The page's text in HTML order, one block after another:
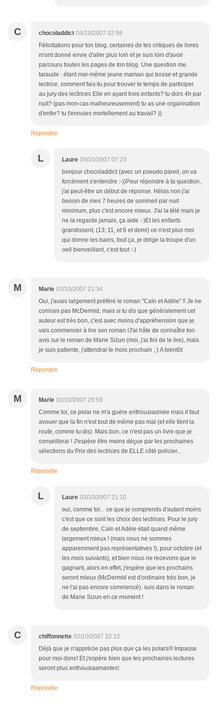
C chocoladdict 04/10/2007 22:56
Félicitations pour ton blog, certaines de tes critiques de livres
m'ont donné envie d'aller plus loin et je suis loin d'avoir
parcouru toutes les pages de ton blog. Une question me
taraude : étant moi-même jeune maman qui bosse et grande
lectrice, comment fais-tu pour trouver le temps de participer
au jury des lectrices Elle en ayant trois enfants? tu dors 4h par
nuit? (pas mon cas malheureusement) tu as une organisation
d'enfer? tu t'ennuies mortellement au travail? ))
Répondre
L Laure 05/10/2007 07:23
bonjour chocoladdict (avec un pseudo pareil, on va
forcément s'entendre :-))Pour répondre à ta question,
j'ai peut-être un début de réponse. Hélas non j'ai
besoin de mes 7 heures de sommeil par nuit
minimum, plus c'est encore mieux. J'ai la télé mais je
ne la regarde jamais, ça aide :-)Et les enfants
grandissent, (13; 11, et 6 et demi) ce n'est plus moi
qui donne les bains, tout ça, je dirige la troupe d'un
oeil bienveillant, c'est tout :-)
M Marie 03/10/2007 21:34
Oui, j'avais largement préféré le roman "Caïn et Adèle" !! Je ne
connais pas McDermid, mais si tu dis que généralement cet
auteur est très bon, c'est avec moins d'appréhension que je
vais commencer à lire son roman !J'ai hâte de connaître ton
avis sur le roman de Marie Sizun (moi, j'ai fini de le lire), mais
je suis patiente, j'attendrai le mois prochain ; ) A bientôt
Répondre
M Marie 03/10/2007 20:59
Comme toi, ce polar ne m'a guère enthousiasmée mais il faut
avouer que la fin n'est tout de même pas mal (et elle tient la
route, comme tu dis). Mais bon, ce n'est pas un livre que je
conseillerai ! J'espère être moins déçue par les prochaines
sélections du Prix des lectrices de ELLE côté policier...
Répondre
L Laure 03/10/2007 21:10
oui, comme toi... ce que je comprends d'autant moins
c'est que ce sont les choix des lectrices. Pour le jury
de septembre, Caïn et Adèle était quand même
largement mieux ! (mais nous ne sommes
apparemment pas représentatives !), pour octobre (et
les mois suivants), et bien nous ne recevons que le
gagnant, alors en effet, j'espère que les prochains
seront mieux (McDermid est d'ordinaire très bon, je
ne l'ai pas encore commencé). suis dans le roman
de Marie Sizun en ce moment !
C chiffonnette 02/10/2007 22:12
Déjà que je n'apprécie pas plus que ça les polars!!! Impasse
pour moi donc! Et j'espère bien que tes prochaines lectures
seront plus enthousiasmantes!
Répondre